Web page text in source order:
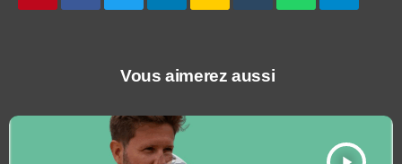
Vous aimerez aussi